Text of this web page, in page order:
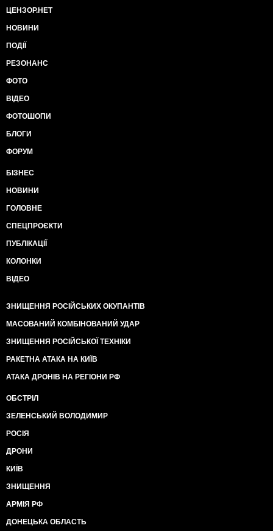
ЦЕНЗОР.НЕТ
НОВИНИ
ПОДІЇ
РЕЗОНАНС
ФОТО
ВІДЕО
ФОТОШОПИ
БЛОГИ
ФОРУМ
БІЗНЕС
НОВИНИ
ГОЛОВНЕ
СПЕЦПРОЄКТИ
ПУБЛІКАЦІЇ
КОЛОНКИ
ВІДЕО
ЗНИЩЕННЯ РОСІЙСЬКИХ ОКУПАНТІВ
МАСОВАНИЙ КОМБІНОВАНИЙ УДАР
ЗНИЩЕННЯ РОСІЙСЬКОЇ ТЕХНІКИ
РАКЕТНА АТАКА НА КИЇВ
АТАКА ДРОНІВ НА РЕГІОНИ РФ
ОБСТРІЛ
ЗЕЛЕНСЬКИЙ ВОЛОДИМИР
РОСІЯ
ДРОНИ
КИЇВ
ЗНИЩЕННЯ
АРМІЯ РФ
ДОНЕЦЬКА ОБЛАСТЬ